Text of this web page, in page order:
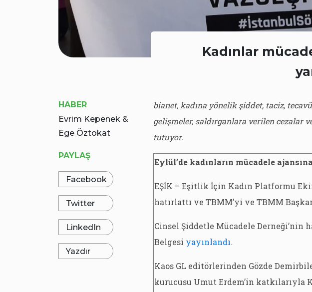
Kadınlar
HABER
Evrim Kepenek &
Ege Öztokat
PAYLAŞ
Facebook
Twitter
LinkedIn
Yazdır
bianet, kadına yönelik şiddet, taciz,
gelişmeler, saldırganlara verilen cezalar
tutuyor.
Eylül’de kadınların mücadele
EŞİK – Eşitlik İçin Kadın Platformu
hatırlattı ve TBMM’yi ve TBMM
Cinsel Şiddetle Mücadele Derneği’nin
Belgesi yayınlandı.
Kaos GL editörlerinden Gözde
kurucusu Umut Erdem’in katkılarıyla